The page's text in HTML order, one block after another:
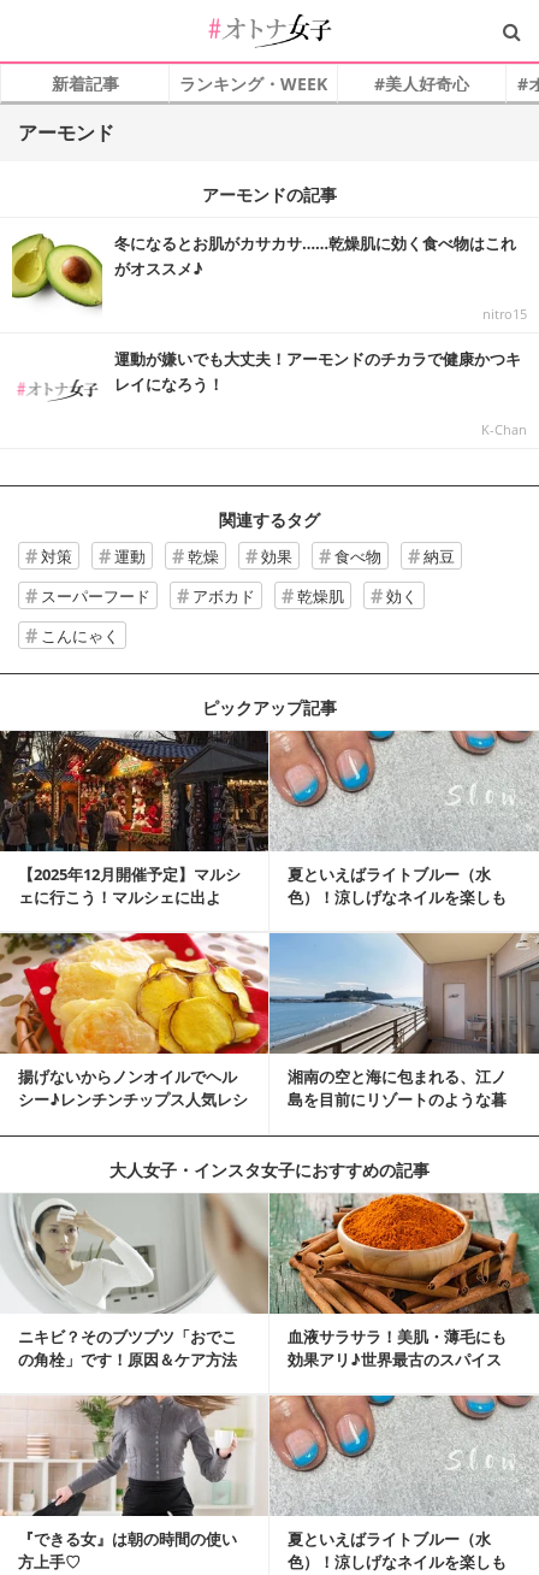
新着記事 ランキング・WEEK #美人好奇心 #
アーモンド
アーモンドの記事
冬になるとお肌がカサカサ……乾燥肌に効く食べ物はこれ
がオススメ♪
nitro15
運動が嫌いでも大丈夫！アーモンドのチカラで健康かつキ
レイになろう！
K-Chan
関連するタグ
対策 運動 乾燥 効果 食べ物
納豆
スーパーフード
アボカド 乾燥肌
効く
こんにゃく
ピックアップ記事
【2025年12月開催予定】マルシ
ェに行こう！マルシェに出よ
夏といえばライトブルー（水
色）！涼しげなネイルを楽しも
揚げないからノンオイルでヘル
シー♪レンチンチップス人気レシ
湘南の空と海に包まれる、江ノ
島を目前にリゾートのような暮
大人女子・インスタ女子におすすめの記事
ニキビ？そのブツブツ「おでこ
の角栓」です！原因＆ケア方法
血液サラサラ！美肌・薄毛にも
効果アリ♪世界最古のスパイス
『できる女』は朝の時間の使い
方上手♡
夏といえばライトブルー（水
色）！涼しげなネイルを楽しも